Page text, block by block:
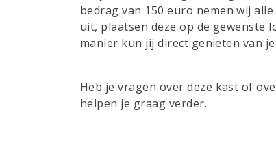
bedrag van 150 euro nemen wij
uit, plaatsen deze op de gewenste
manier kun jij direct genieten van
Heb je vragen over deze kast of
helpen je graag verder.